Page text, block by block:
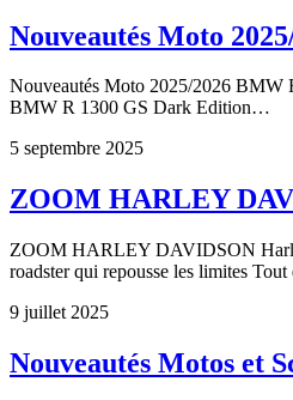
Nouveautés Moto
Nouveautés Moto 2025/2026
BMW R 1300 GS Dark Edition…
5 septembre 2025
ZOOM HARLEY
ZOOM HARLEY DAVIDSON
roadster qui repousse les limites
9 juillet 2025
Nouveautés Motos et